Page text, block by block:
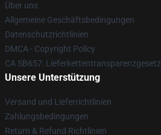
Über uns
Allgemeine Geschäftsbedingungen
Datenschutzrichtlinien
DMCA - Copyright Policy
CA SB657: Lieferkettentransparenzgesetz
Unsere Unterstützung
Versand und Lieferrichtlinien
Zahlungsbedingungen
Return & Refund Richtlinien